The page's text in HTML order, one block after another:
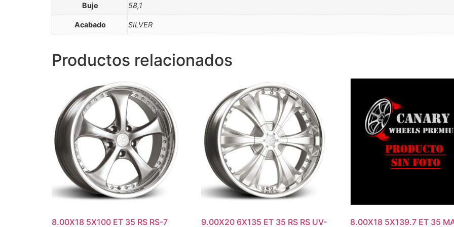
Buje 58,1
Acabado SILVER
Productos relacionados
8.00X18 5X100 ET 35 RS RS-7
9.00X20 6X135 ET 35 RS RS UV-
8.00X18 5X139.7 ET 35